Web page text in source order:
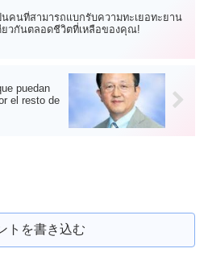
นคนที่สามารถแบกรับความทะเยอทะยาน
ยวกันตลอดชีวิตที่เหลือของคุณ!
puedan
el resto de
トを書き込む